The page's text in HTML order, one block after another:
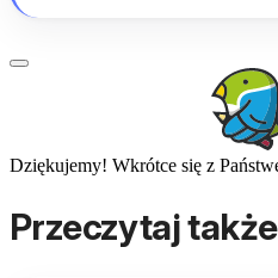
Dziękujemy! Wkrótce się z
Przeczytaj także